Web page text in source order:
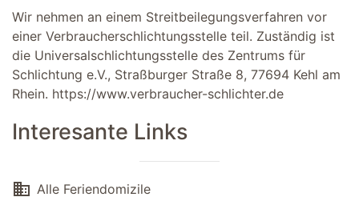
Wir nehmen an einem Streitbeilegungsverfahren vor
einer Verbraucherschlichtungsstelle teil. Zuständig ist
die Universalschlichtungsstelle des Zentrums für
Schlichtung e.V., Straßburger Straße 8, 77694 Kehl am
Rhein. https://www.verbraucher-schlichter.de
Interesante Links
domain Alle Feriendomizile